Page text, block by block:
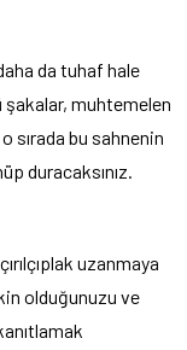
da tuhaf hale
muhtemelen
sırada bu sahnenin
duracaksınız.
uzanmaya
olduğunuzu ve